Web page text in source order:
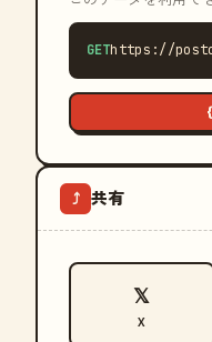
GEThttps://
⤴ 共有
𝕏
X